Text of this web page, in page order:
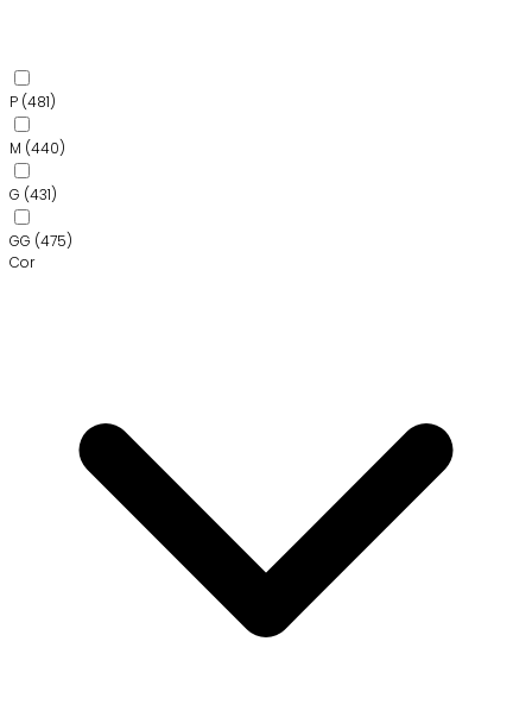
P (481)
M (440)
G (431)
GG (475)
Cor